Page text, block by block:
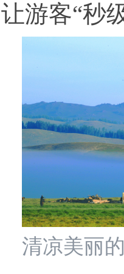
游客“秒
清凉美丽